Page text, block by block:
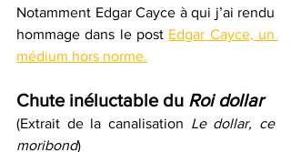
Notamment Edgar Cayce à qui j’ai rendu
hommage dans le post Edgar Cayce, un
médium hors norme.
Chute inéluctable du Roi dollar
(Extrait de la canalisation Le dollar, ce
moribond)